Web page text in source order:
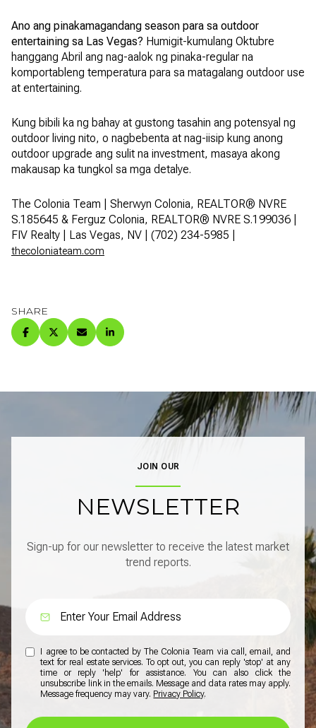
Ano ang pinakamagandang season para sa outdoor
entertaining sa Las Vegas? Humigit-kumulang Oktubre
hanggang Abril ang nag-aalok ng pinaka-regular na
komportableng temperatura para sa matagalang outdoor use
at entertaining.
Kung bibili ka ng bahay at gustong tasahin ang potensyal ng
outdoor living nito, o nagbebenta at nag-iisip kung anong
outdoor upgrade ang sulit na investment, masaya akong
makausap ka tungkol sa mga detalye.
The Colonia Team | Sherwyn Colonia, REALTOR® NVRE
S.185645 & Ferguz Colonia, REALTOR® NVRE S.199036 |
FIV Realty | Las Vegas, NV | (702) 234-5985 |
thecoloniateam.com
SHARE
JOIN OUR
NEWSLETTER
Sign-up for our newsletter to receive the latest market
trend reports.
I agree to be contacted by The Colonia Team via call, email, and
text for real estate services. To opt out, you can reply 'stop' at any
time or reply 'help' for assistance. You can also click the
unsubscribe link in the emails. Message and data rates may apply.
Message frequency may vary. Privacy Policy.